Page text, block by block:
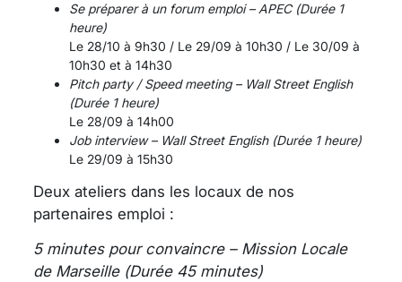
Se préparer à un forum emploi – APEC (Durée 1
heure)
Le 28/10 à 9h30 / Le 29/09 à 10h30 / Le 30/09 à
10h30 et à 14h30
Pitch party / Speed meeting – Wall Street English
(Durée 1 heure)
Le 28/09 à 14h00
Job interview – Wall Street English (Durée 1 heure)
Le 29/09 à 15h30
Deux ateliers dans les locaux de nos
partenaires emploi :
5 minutes pour convaincre – Mission Locale
de Marseille (Durée 45 minutes)